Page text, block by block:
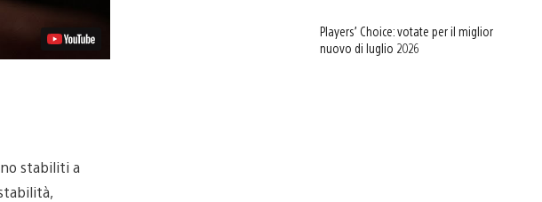
stabiliti a
Players’ Choice: votate per il miglior
nuovo di luglio 2026